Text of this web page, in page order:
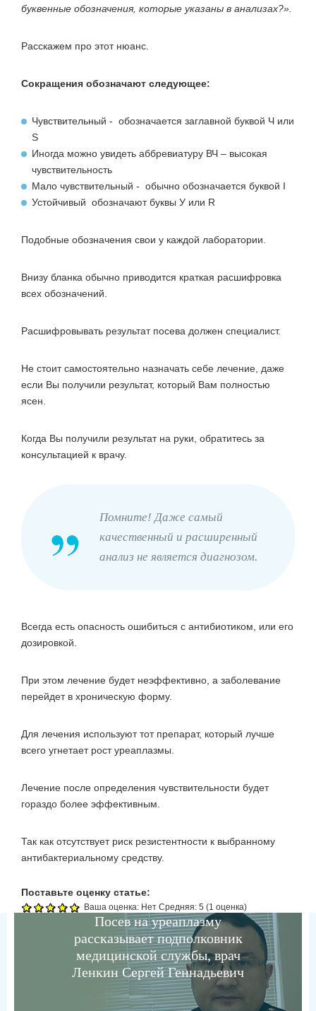
буквенные обозначения, которые указаны в анализах?».
Расскажем про этот нюанс.
Сокращения обозначают следующее:
Чувствительный - обозначается заглавной буквой Ч или
S
Иногда можно увидеть аббревиатуру ВЧ – высокая
чувствительность
Мало чувствительный - обычно обозначается буквой I
Устойчивый обозначают буквы У или R
Подобные обозначения свои у каждой лаборатории.
Внизу бланка обычно приводится краткая расшифровка
всех обозначений.
Расшифровывать результат посева должен специалист.
Не стоит самостоятельно назначать себе лечение, даже
если Вы получили результат, который Вам полностью
ясен.
Когда Вы получили результат на руки, обратитесь за
консультацией к врачу.
Помните! Даже самый
качественный и расширенный
анализ не является диагнозом.
Всегда есть опасность ошибиться с антибиотиком, или его
дозировкой.
При этом лечение будет неэффективно, а заболевание
перейдет в хроническую форму.
Для лечения используют тот препарат, который лучше
всего угнетает рост уреаплазмы.
Лечение после определения чувствительности будет
гораздо более эффективным.
Так как отсутствует риск резистентности к выбранному
антибактериальному средству.
Поставьте оценку статье:
Ваша оценка: Нет Средняя: 5 (1 оценка)
Посев на уреаплазму
рассказывает подполковник
медицинской службы, врач
Ленкин Сергей Геннадьевич